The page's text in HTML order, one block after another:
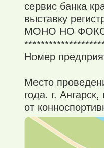
сервис банка
выставку
МОНО НО ФОКС,
Номер
Место
года. г.
от